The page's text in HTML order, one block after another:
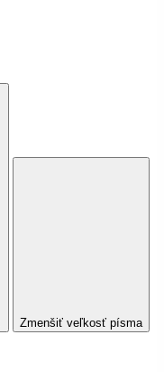
Zmenšiť veľkosť písma